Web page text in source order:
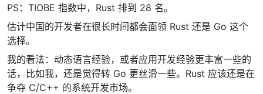
PS：TIOBE 指数中，Rust 排到 28 名。
估计中国的开发者在很长时间都会面领 Rust 还是 Go 这个
选择。
我的看法：动态语言经验，或者应用开发经验更丰富一些的
话，比如我，还是觉得转 Go 更丝滑一些。Rust 应该还是在
争夺 C/C++ 的系统开发市场。